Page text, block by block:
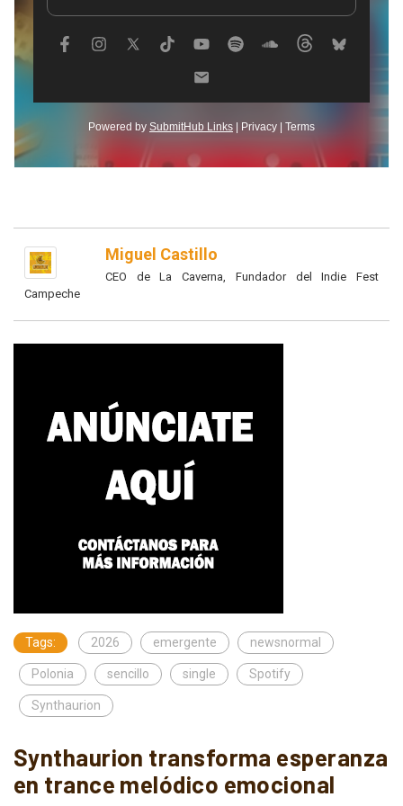
Miguel Castillo
CEO de La Caverna, Fundador del Indie Fest
Campeche
Tags: 2026 emergente newsnormal
Polonia sencillo single Spotify
Synthaurion
Synthaurion transforma esperanza
en trance melódico emocional